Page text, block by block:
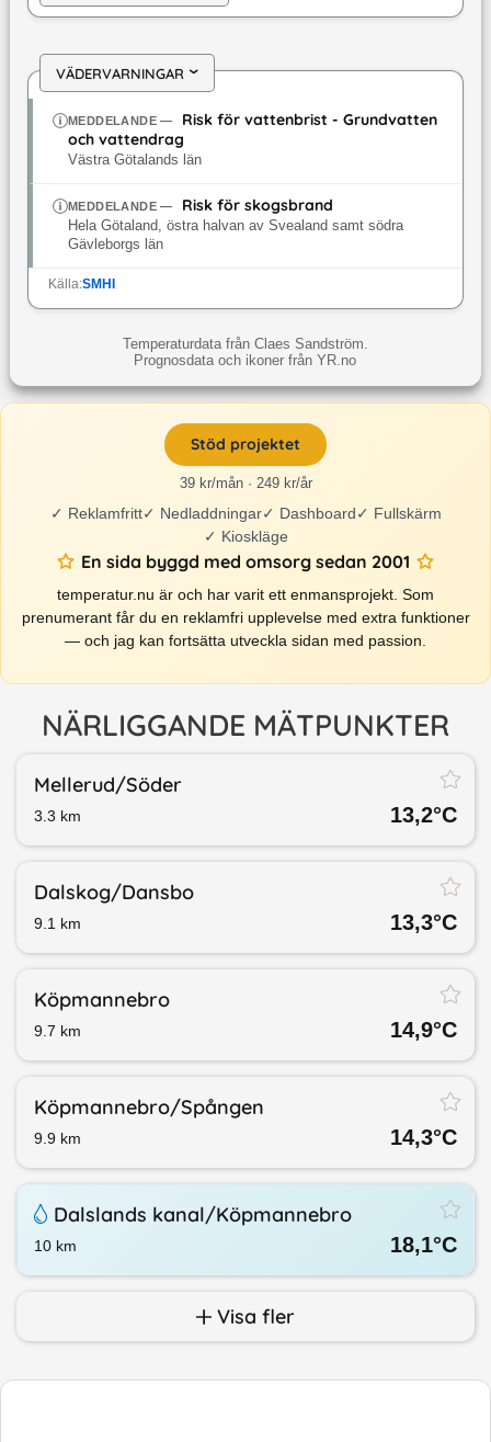
VÄDERVARNINGAR›
MEDDELANDE—
Risk för vattenbrist - Grundvatten
och vattendrag
Västra Götalands län
MEDDELANDE— Risk för skogsbrand
Hela Götaland, östra halvan av Svealand samt södra
Gävleborgs län
Källa:SMHI
Temperaturdata från Claes Sandström.
Prognosdata och ikoner från YR.no
Stöd projektet
39 kr/mån · 249 kr/år
✓ Reklamfritt✓ Nedladdningar✓ Dashboard✓ Fullskärm
✓ Kioskläge
En sida byggd med omsorg sedan 2001
temperatur.nu är och har varit ett enmansprojekt. Som
prenumerant får du en reklamfri upplevelse med extra funktioner
— och jag kan fortsätta utveckla sidan med passion.
NÄRLIGGANDE MÄTPUNKTER
Mellerud/​Söder
3.3 km 13,2°C
Dalskog/​Dansbo
9.1 km 13,3°C
Köpmannebro
9.7 km 14,9°C
Köpmannebro/​Spången
9.9 km 14,3°C
Dalslands kanal/​Köpmannebro
10 km 18,1°C
Visa fler